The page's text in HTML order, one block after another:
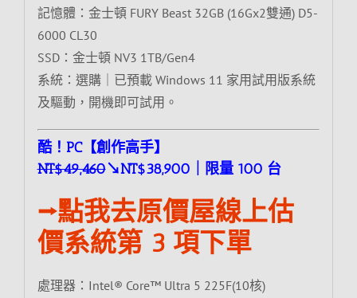
記憶體：金士頓 FURY Beast 32GB (16Gx2雙通) D5-
6000 CL30
SSD：金士頓 NV3 1TB/Gen4
系統：選購｜已預載 Windows 11 家用試用版系統
及驅動，開機即可試用。
酷！PC【創作高手】
NT$49,460↘NT$38,900｜限量 100 台
⭢點我去原價屋線上估
價系統第 3 項下單
處理器：Intel® Core™ Ultra 5 225F(10核)